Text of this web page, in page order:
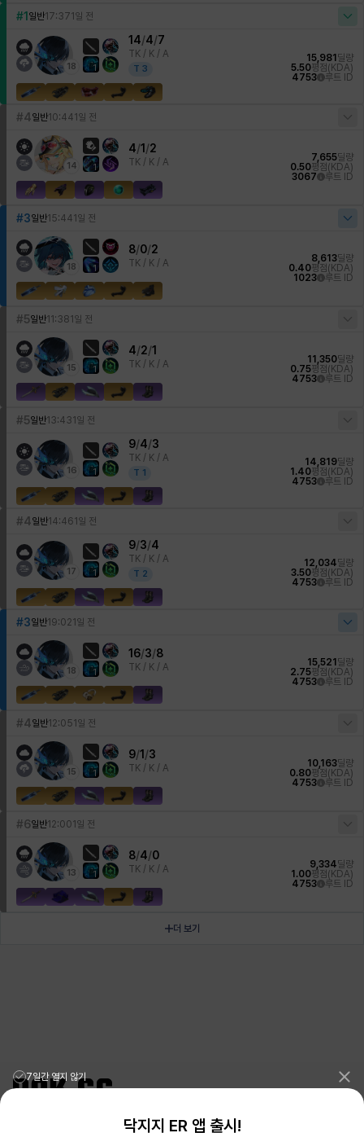
#1 일반17:371일 전
18 1
14/4/7
TK / K / A
T 3
15,981 딜량
5.50평점(KDA)
4753
루트 ID
#4일반10:441일 전
14 1
4/1 /2
TK / K / A 7,655딜량
0.50평점(KDA)
3067
루트 ID
#3일반15:441일 전
18 1
8/0/2
TK / K / A 8,613딜량
0.40평점(KDA)
1023
루트 ID
#5일반11:381일 전
15 1
4/2/1
TK / K / A 11,350딜량
0.75평점(KDA)
4753
루트 ID
#5일반13:431일 전
16 1
9/4/3
TK / K / A
T 1
14,819딜량
1.40평점(KDA)
4753
루트 ID
#4일반14:461일 전
17 1
9/3/4
TK / K / A
T 2
12,034딜량
3.50평점(KDA)
4753
루트 ID
#3일반19:021일 전
18 1
16/3/8
TK / K / A 15,521 딜량
2.75평점(KDA)
4753
루트 ID
#4일반12:051일 전
15 1
9/1 /3
TK / K / A 10,163딜량
0.80평점(KDA)
4753
루트 ID
#6일반12:001일 전
13 1
8/4/0
TK / K / A 9,334딜량
1.00평점(KDA)
4753
루트 ID
더 보기
리그오브레전드 전적검색 포로지지PORO.GG
7일간 열지 않기
닥지지 ER 앱 출시!